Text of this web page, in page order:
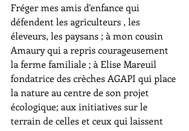
Fréger mes amis d'enfance qui
défendent les agriculteurs , les
éleveurs, les paysans ; à mon cousin
Amaury qui a repris courageusement
la ferme familiale ; à Elise Mareuil
fondatrice des crèches AGAPI qui place
la nature au centre de son projet
écologique; aux initiatives sur le
terrain de celles et ceux qui laissent